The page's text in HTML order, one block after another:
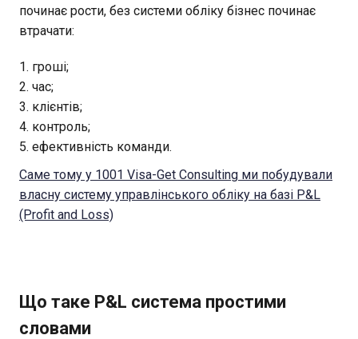
починає рости, без системи обліку бізнес починає
втрачати:
гроші;
час;
клієнтів;
контроль;
ефективність команди.
Саме тому у 1001 Visa-Get Consulting ми побудували
власну систему управлінського обліку на базі P&L
(Profit and Loss)
Що таке P&L система простими
словами